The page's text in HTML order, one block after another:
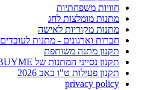
חוויות משפחתיות
מתנות מומלצות לחג
מתנות מקוריות לאישה
חברות וארגונים - מתנות לעובדים
תקנון מתנה משותפת
תקנון נסייני המתנות של BUYME
תקנון פעילות ט"ו באב 2026
privacy policy